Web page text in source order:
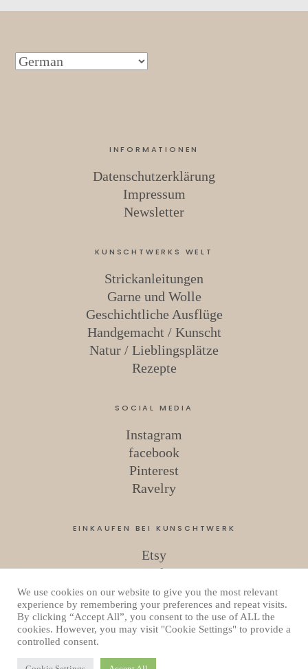
INFORMATIONEN
Datenschutzerklärung
Impressum
Newsletter
KUNSCHTWERKS WELT
Strickanleitungen
Garne und Wolle
Geschichtliche Ausflüge
Handgemacht / Kunscht
Natur / Lieblingsplätze
Rezepte
SOCIAL MEDIA
Instagram
facebook
Pinterest
Ravelry
EINKAUFEN BEI KUNSCHTWERK
Etsy
Ravelry
Copyright © 2026 Kunschtwerk
Datenschutzerklärung
Theme: Uku von
We use cookies on our website to give you the most relevant
experience by remembering your preferences and repeat visits.
By clicking “Accept All”, you consent to the use of ALL the
cookies. However, you may visit "Cookie Settings" to provide a
controlled consent.